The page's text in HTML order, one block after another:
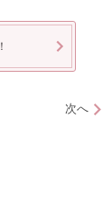
次へ